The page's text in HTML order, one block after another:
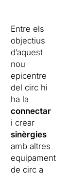
Entre els
objectius
d’aquest
nou
epicentre
del circ hi
ha la
connectar
i crear
sinèrgies
amb altres
equipament
de circ a